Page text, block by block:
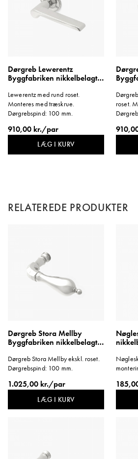
Dørgreb Lewerentz
Byggfabriken nikkelbelagt
Lewerentz med rund roset.
Monteres med træskrue.
Dørgrebspind: 100 mm.
910,00 kr./par
LÆG I KURV
roset.
RELATEREDE PRODUKTER
Dørgreb Stora Mellby
Byggfabriken nikkelbelagt
Dørgreb Stora Mellby ekskl. roset.
Dørgrebspind: 100 mm.
1.025,00 kr./par
LÆG I KURV